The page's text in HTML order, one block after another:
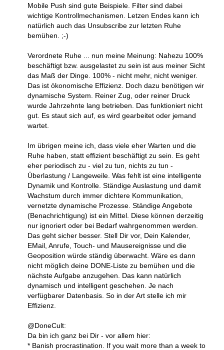
Mobile Push sind gute Beispiele. Filter sind dabei
wichtige Kontrollmechanismen. Letzen Endes kann ich
natürlich auch das Unsubscribe zur letzten Ruhe
bemühen. ;-)
Verordnete Ruhe ... nun meine Meinung: Nahezu 100%
beschäftigt bzw. ausgelastet zu sein ist aus meiner Sicht
das Maß der Dinge. 100% - nicht mehr, nicht weniger.
Das ist ökonomische Effizienz. Doch dazu benötigen wir
dynamische System. Reiner Zug, oder reiner Druck
wurde Jahrzehnte lang betrieben. Das funktioniert nicht
gut. Es staut sich auf, es wird gearbeitet oder jemand
wartet.
Im übrigen meine ich, dass viele eher Warten und die
Ruhe haben, statt effizient beschäftigt zu sein. Es geht
eher periodisch zu - viel zu tun, nichts zu tun -
Überlastung / Langeweile. Was fehlt ist eine intelligente
Dynamik und Kontrolle. Ständige Auslastung und damit
Wachstum durch immer dichtere Kommunikation,
vernetzte dynamische Prozesse. Ständige Angebote
(Benachrichtigung) ist ein Mittel. Diese können derzeitig
nur ignoriert oder bei Bedarf wahrgenommen werden.
Das geht sicher besser. Stell Dir vor, Dein Kalender,
EMail, Anrufe, Touch- und Mausereignisse und die
Geoposition würde ständig überwacht. Wäre es dann
nicht möglich deine DONE-Liste zu bemühen und die
nächste Aufgabe anzugehen. Das kann natürlich
dynamisch und intelligent geschehen. Je nach
verfügbarer Datenbasis. So in der Art stelle ich mir
Effizienz.
@DoneCult:
Da bin ich ganz bei Dir - vor allem hier:
* Banish procrastination. If you wait more than a week to